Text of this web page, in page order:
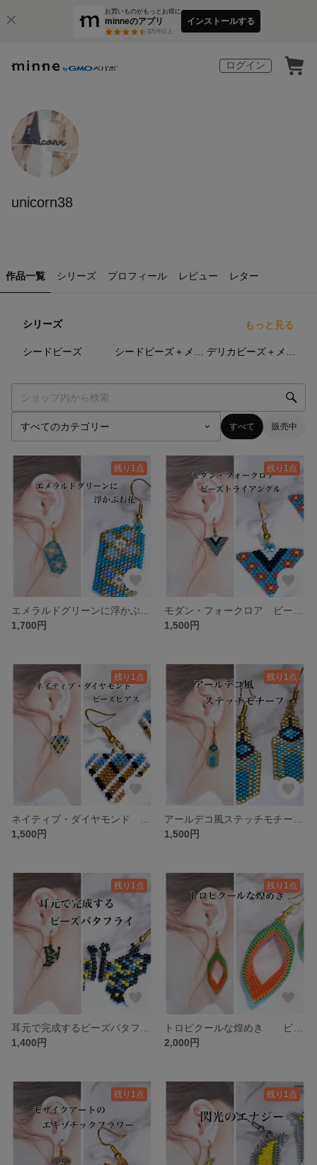
お買いものがもっとお得に
minneのアプリ
3万件以上
インストールする
ログイン
unicorn38
作品一覧 シリーズ プロフィール レビュー レター
シリーズ もっと見る
シードビーズ
すべて 販売中
残り1点
1,700円
残り1点
1,500円
残り1点
1,500円
残り1点
1,500円
残り1点
1,400円
残り1点
2,000円
残り1点 残り1点